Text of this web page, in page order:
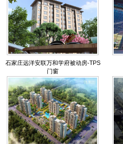
石家庄远洋安联万和学府被动房-TPS
门窗